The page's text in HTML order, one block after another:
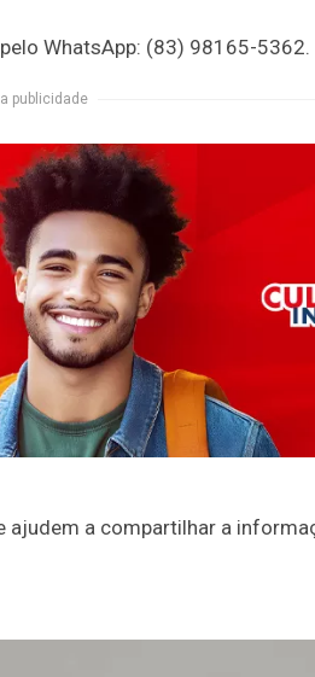
WhatsApp: (83) 98165-5362.
publicidade
a compartilhar a